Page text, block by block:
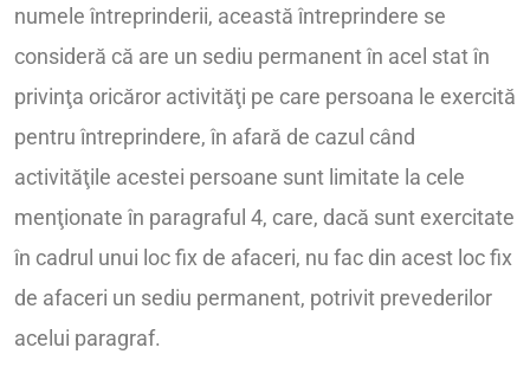
numele întreprinderii, această întreprindere se
consideră că are un sediu permanent în acel stat în
privinţa oricăror activităţi pe care persoana le exercită
pentru întreprindere, în afară de cazul când
activităţile acestei persoane sunt limitate la cele
menţionate în paragraful 4, care, dacă sunt exercitate
în cadrul unui loc fix de afaceri, nu fac din acest loc fix
de afaceri un sediu permanent, potrivit prevederilor
acelui paragraf.